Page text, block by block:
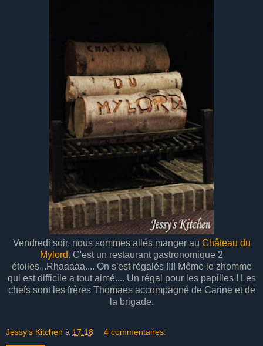
Vendredi soir, nous sommes allés manger au Château du
Mylord. C'est un restaurant gastronomique 2
étoiles...Rhaaaaa.... On s'est régalés !!!! Même le zhomme
qui est difficile a tout aimé.... Un régal pour les papilles ! Les
chefs sont les frères Thomaes accompagné de Carine et de
la brigade.
Jessy's Kitchen à 17:18 4 commentaires: